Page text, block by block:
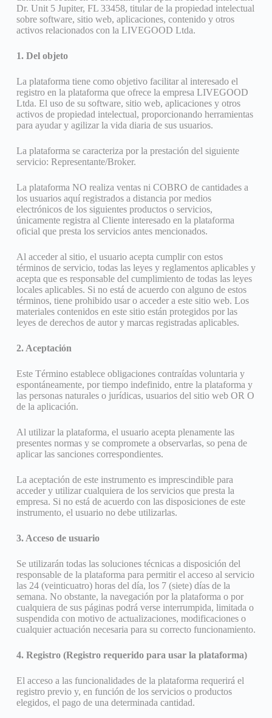
Dr. Unit 5 Jupiter, FL 33458, titular de la propiedad intelectual
sobre software, sitio web, aplicaciones, contenido y otros
activos relacionados con la LIVEGOOD Ltda.
1. Del objeto
La plataforma tiene como objetivo facilitar al interesado el
registro en la plataforma que ofrece la empresa LIVEGOOD
Ltda. El uso de su software, sitio web, aplicaciones y otros
activos de propiedad intelectual, proporcionando herramientas
para ayudar y agilizar la vida diaria de sus usuarios.
La plataforma se caracteriza por la prestación del siguiente
servicio: Representante/Broker.
La plataforma NO realiza ventas ni COBRO de cantidades a
los usuarios aquí registrados a distancia por medios
electrónicos de los siguientes productos o servicios,
únicamente registra al Cliente interesado en la plataforma
oficial que presta los servicios antes mencionados.
Al acceder al sitio, el usuario acepta cumplir con estos
términos de servicio, todas las leyes y reglamentos aplicables y
acepta que es responsable del cumplimiento de todas las leyes
locales aplicables. Si no está de acuerdo con alguno de estos
términos, tiene prohibido usar o acceder a este sitio web. Los
materiales contenidos en este sitio están protegidos por las
leyes de derechos de autor y marcas registradas aplicables.
2. Aceptación
Este Término establece obligaciones contraídas voluntaria y
espontáneamente, por tiempo indefinido, entre la plataforma y
las personas naturales o jurídicas, usuarios del sitio web OR O
de la aplicación.
Al utilizar la plataforma, el usuario acepta plenamente las
presentes normas y se compromete a observarlas, so pena de
aplicar las sanciones correspondientes.
La aceptación de este instrumento es imprescindible para
acceder y utilizar cualquiera de los servicios que presta la
empresa. Si no está de acuerdo con las disposiciones de este
instrumento, el usuario no debe utilizarlas.
3. Acceso de usuario
Se utilizarán todas las soluciones técnicas a disposición del
responsable de la plataforma para permitir el acceso al servicio
las 24 (veinticuatro) horas del día, los 7 (siete) días de la
semana. No obstante, la navegación por la plataforma o por
cualquiera de sus páginas podrá verse interrumpida, limitada o
suspendida con motivo de actualizaciones, modificaciones o
cualquier actuación necesaria para su correcto funcionamiento.
4. Registro (Registro requerido para usar la plataforma)
El acceso a las funcionalidades de la plataforma requerirá el
registro previo y, en función de los servicios o productos
elegidos, el pago de una determinada cantidad.